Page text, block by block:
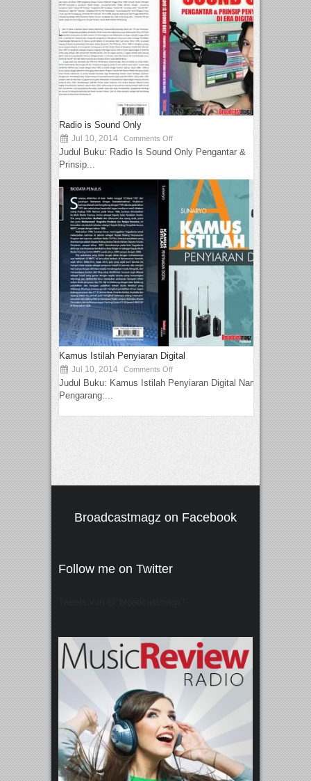
Radio is Sound Only
Jul 10, 2014 Comments Off
Judul Buku: Radio Is Sound Only Pengantar &
Prinsip...
Kamus Istilah Penyiaran Digital
Jul 10, 2014 Comments Off
Judul Buku: Kamus Istilah Penyiaran Digital Nama
Pengarang:...
Broadcastmagz on Facebook
Follow me on Twitter